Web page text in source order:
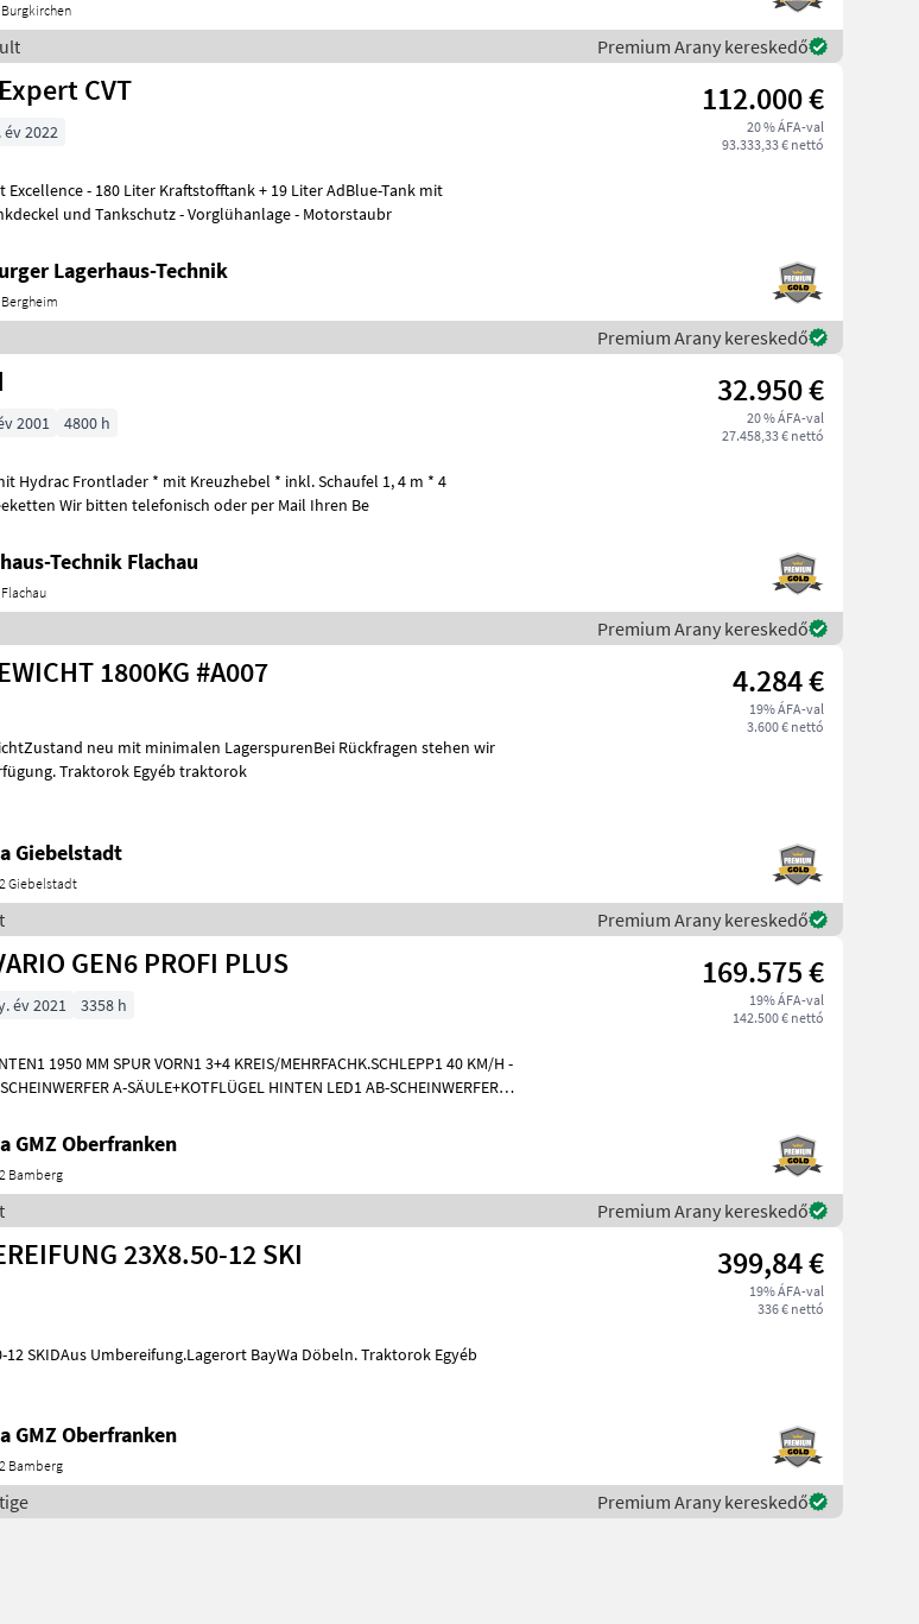
Premium Arany kereskedő
CVT 112.000 €
20 % ÁFA-val
93.333,33 € nettó
év 2022
Abschließbaren Tankdeckel und Tankschutz - Vorglühanlage - Motorstaubr
Lagerhaus-Technik
Premium Arany kereskedő
32.950 €
20 % ÁFA-val
27.458,33 € nettó
2001 4800 h
Hydrac Frontlader * mit Kreuzhebel * inkl. Schaufel 1, 4 m * 4
gebrauchten Schneeketten Wir bitten telefonisch oder per Mail Ihren Be
Technik Flachau
Premium Arany kereskedő
1800KG #A007 4.284 €
19% ÁFA-val
3.600 € nettó
neu mit minimalen LagerspurenBei Rückfragen stehen wir
Ihnen gerne zur Verfügung. Traktorok Egyéb traktorok
Giebelstadt
Giebelstadt
Premium Arany kereskedő
GEN6 PROFI PLUS 169.575 €
19% ÁFA-val
142.500 € nettó
év 2021 3358 h
1950 MM SPUR VORN1 3+4 KREIS/MEHRFACHK.SCHLEPP1 40 KM/H -
A-SÄULE+KOTFLÜGEL HINTEN LED1 AB-SCHEINWERFER
GMZ Oberfranken
Bamberg
Premium Arany kereskedő
23X8.50-12 SKI 399,84 €
19% ÁFA-val
336 € nettó
Umbereifung.Lagerort BayWa Döbeln. Traktorok Egyéb
GMZ Oberfranken
Bamberg
Premium Arany kereskedő